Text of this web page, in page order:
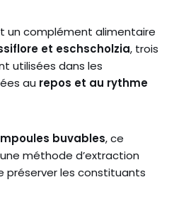
un complément alimentaire
et eschscholzia, trois
utilisées dans les
au repos et au rythme
buvables, ce
méthode d’extraction
les constituants